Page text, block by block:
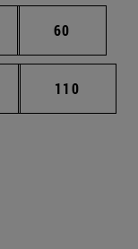
intermedias
Página
60
intermedias
Página
110